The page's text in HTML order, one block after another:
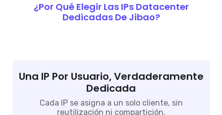
¿Por Qué Elegir Las IPs Datacenter
Dedicadas De Jibao?
Una IP Por Usuario, Verdaderamente
Dedicada
Cada IP se asigna a un solo cliente, sin
reutilización ni compartición.